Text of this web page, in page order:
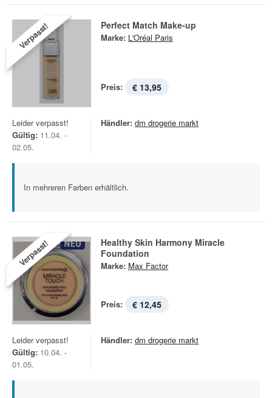
Verpasst! Perfect Match Make-up
Marke: L'Oréal Paris
Preis: € 13,95
Leider verpasst!
Gültig: 11.04. -
02.05.
Händler: dm drogerie markt
In mehreren Farben erhältlich.
Verpasst!
Healthy Skin Harmony Miracle
Foundation
Marke: Max Factor
Preis: € 12,45
Leider verpasst!
Gültig: 10.04. -
01.05.
Händler: dm drogerie markt